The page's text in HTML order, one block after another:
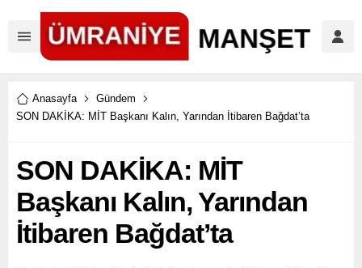
Anasayfa
Gündem
SON DAKİKA: MİT Başkanı Kalın, Yarından İtibaren Bağdat’ta
SON DAKİKA: MİT
Başkanı Kalın, Yarından
İtibaren Bağdat’ta